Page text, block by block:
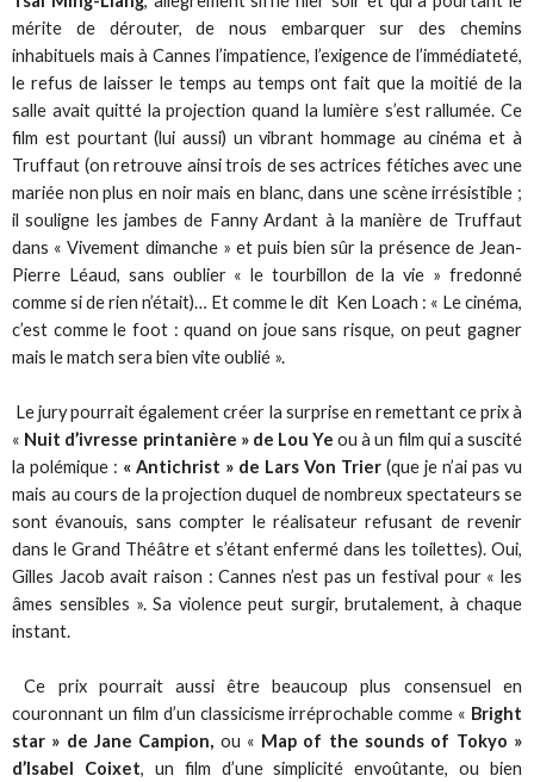
mérite de dérouter, de nous embarquer sur des chemins
inhabituels mais à Cannes l’impatience, l’exigence de l’immédiateté,
le refus de laisser le temps au temps ont fait que la moitié de la
salle avait quitté la projection quand la lumière s’est rallumée. Ce
film est pourtant (lui aussi) un vibrant hommage au cinéma et à
Truffaut (on retrouve ainsi trois de ses actrices fétiches avec une
mariée non plus en noir mais en blanc, dans une scène irrésistible ;
il souligne les jambes de Fanny Ardant à la manière de Truffaut
dans « Vivement dimanche » et puis bien sûr la présence de Jean-
Pierre Léaud, sans oublier « le tourbillon de la vie » fredonné
comme si de rien n’était)… Et comme le dit Ken Loach : « Le cinéma,
c’est comme le foot : quand on joue sans risque, on peut gagner
mais le match sera bien vite oublié ».
Le jury pourrait également créer la surprise en remettant ce prix à
« Nuit d’ivresse printanière » de Lou Ye ou à un film qui a suscité
la polémique : « Antichrist » de Lars Von Trier(que je n’ai pas vu
mais au cours de la projection duquel de nombreux spectateurs se
sont évanouis, sans compter le réalisateur refusant de revenir
dans le Grand Théâtre et s’étant enfermé dans les toilettes). Oui,
Gilles Jacob avait raison : Cannes n’est pas un festival pour « les
âmes sensibles ». Sa violence peut surgir, brutalement, à chaque
instant.
Ce prix pourrait aussi être beaucoup plus consensuel en
couronnant un film d’un classicisme irréprochable comme « Bright
star » de Jane Campion, ou « Map of the sounds of Tokyo »
d’Isabel Coixet, un film d’une simplicité envoûtante, ou bien